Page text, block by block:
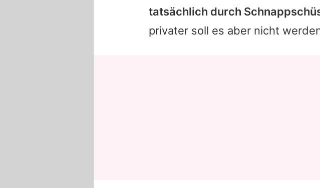
tatsächlich durch
privater soll es aber nicht